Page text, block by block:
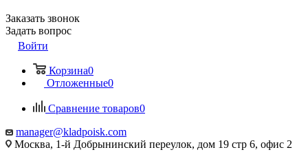
Заказать звонок
Задать вопрос
Войти
Корзина0
Отложенные0
Сравнение товаров0
manager@kladpoisk.com
Москва, 1-й Добрынинский переулок, дом 19 стр 6, офис 2